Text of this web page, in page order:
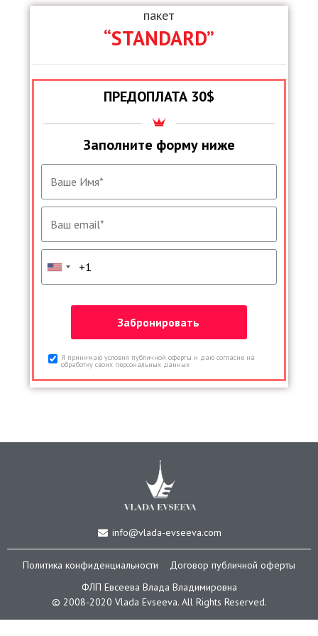
пакет
“STANDARD”
ПРЕДОПЛАТА 30$
Заполните форму ниже
Я принимаю условия публичной оферты и даю согласие на
обработку своих персональных данных
info@vlada-evseeva.com
Политика конфиденциальности
Договор публичной оферты
ФЛП Евсеева Влада Владимировна
© 2008-2020 Vlada Еvseeva. All Rights Reserved.